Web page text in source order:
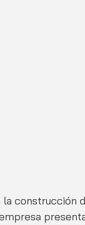
construcción